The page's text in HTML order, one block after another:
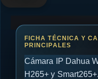
Cámara IP Dahua
H265+ y